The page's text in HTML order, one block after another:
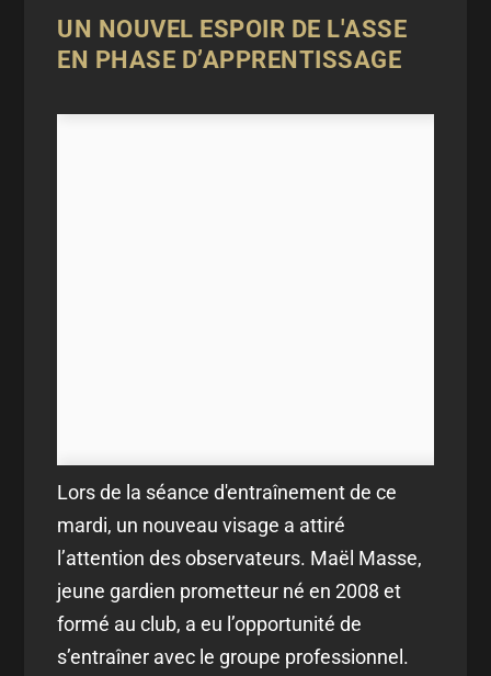
UN NOUVEL ESPOIR DE L'ASSE
EN PHASE D’APPRENTISSAGE
Lors de la séance d'entraînement de ce
mardi, un nouveau visage a attiré
l’attention des observateurs. Maël Masse,
jeune gardien prometteur né en 2008 et
formé au club, a eu l’opportunité de
s’entraîner avec le groupe professionnel.